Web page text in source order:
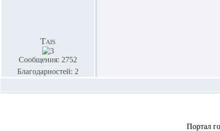
Tais
Сообщения: 2752
Благодарностей: 2
Портал